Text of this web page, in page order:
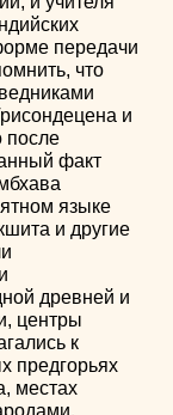
передачи
что
и
после
факт
языке
и другие
древней и
центры
к
предгорьях
местах